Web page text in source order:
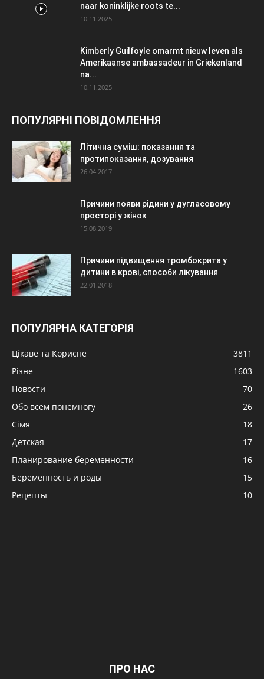
naar koninklijke roots te...
10.11.2025
Kimberly Guilfoyle omarmt nieuw leven als
Amerikaanse ambassadeur in Griekenland
na...
10.11.2025
ПОПУЛЯРНІ ПОВІДОМЛЕННЯ
Літична суміш: показання та
протипоказання, дозування
26.04.2017
Причини появи рідини у дугласовому
просторі у жінок
15.08.2019
Причини підвищення тромбокрита у
дитини в крові, способи лікування
22.01.2018
ПОПУЛЯРНА КАТЕГОРІЯ
Цікаве та Корисне
3811
Різне
1603
Новости
70
Обо всем понемногу
26
Сімя
18
Детская
17
Планирование беременности
16
Беременность и роды
15
Рецепты
10
ПРО НАС